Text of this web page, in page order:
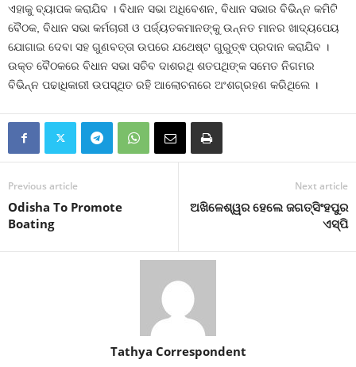
ଏହାକୁ ବ୍ୟାପକ କରାଯିବ । ବିଧାନ ସଭା ଅଧିବେଶନ, ବିଧାନ ସଭାର ବିଭିନ୍ନ କମିଟି
ବୈଠକ, ବିଧାନ ସଭା କର୍ମଚାରୀ ଓ ପର୍ଜ୍ୟତକମାନଙ୍କୁ ଉନ୍ନତ ମାନର ଖାଦ୍ୟପେୟ
ଯୋଗାଇ ଦେବା ସହ ଗୁଣବତ୍ତା ଉପରେ ଯଥେଷ୍ଟ ଗୁରୁତ୍ଵ ପ୍ରଦାନ କରାଯିବ ।
ଉକ୍ତ ବୈଠକରେ ବିଧାନ ସଭା ସଚିବ ଦାଶରଥି ଶତପଥିଙ୍କ ସମେତ ନିଗମର
ବିଭିନ୍ନ ପଢାଧିକାରୀ ଉପସ୍ଥିତ ରହି ଆଲୋଚନାରେ ଅଂଶଗ୍ରହଣ କରିଥିଲେ ।
Previous article
Odisha To Promote
Boating
Next article
ଅଖିଳେଶ୍ୱର ହେଲେ ଜଗତ୍‍ସିଂହପୁର
ଏସ୍‍ପି
Tathya Correspondent